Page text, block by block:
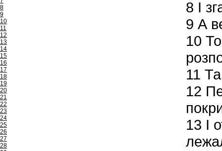
8
9
10
11
12
13
14
15
16
17
18
19
20
21
22
23
24
25
26
27
28
8 І
9 А
10
11
12
13 І